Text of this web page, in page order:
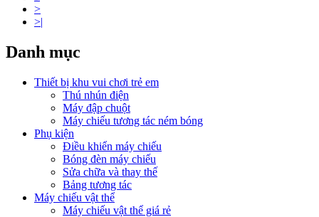
>
>|
Danh mục
Thiết bị khu vui chơi trẻ em
Thú nhún điện
Máy đập chuột
Máy chiếu tương tác ném bóng
Phụ kiện
Điều khiển máy chiếu
Bóng đèn máy chiếu
Sửa chữa và thay thế
Bảng tương tác
Máy chiếu vật thể
Máy chiếu vật thể giá rẻ